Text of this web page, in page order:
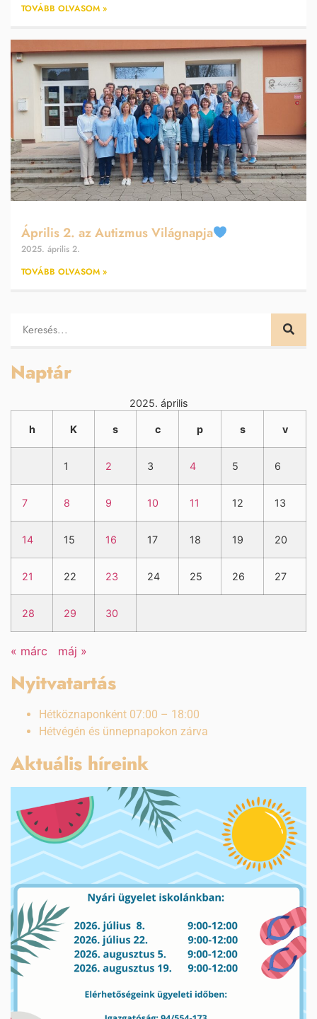
TOVÁBB OLVASOM »
Április 2. az Autizmus Világnapja
2025. április 2.
TOVÁBB OLVASOM »
Naptár
2025. április
h K s c p s v
1 2 3 4 5 6
7 8 9 10 11 12 13
14 15 16 17 18 19 20
21 22 23 24 25 26 27
28 29 30
« márc máj »
Nyitvatartás
Hétköznaponként 07:00 – 18:00
Hétvégén és ünnepnapokon zárva
Aktuális híreink